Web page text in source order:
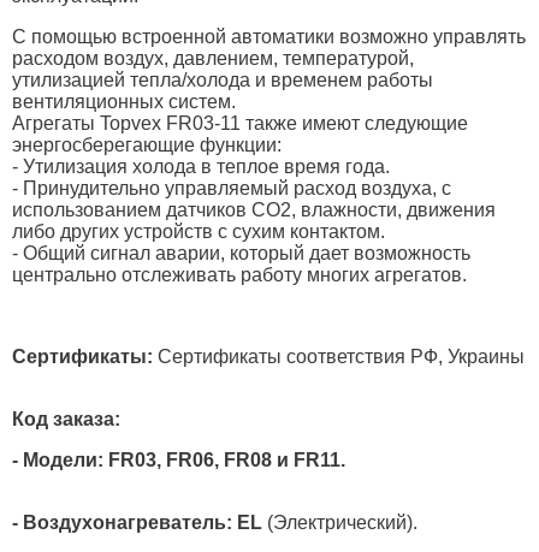
С помощью встроенной автоматики возможно управлять
расходом воздух, давлением, температурой,
утилизацией тепла/холода и временем работы
вентиляционных систем.
Агрегаты Topvex FR03-11 также имеют следующие
энергосберегающие функции:
- Утилизация холода в теплое время года.
- Принудительно управляемый расход воздуха, с
использованием датчиков CO2, влажности, движения
либо других устройств с сухим контактом.
- Общий сигнал аварии, который дает возможность
центрально отслеживать работу многих агрегатов.
Сертификаты: Сертификаты соответствия РФ, Украины
Код заказа:
- Модели: FR03, FR06, FR08 и FR11.
- Воздухонагреватель: EL (Электрический).